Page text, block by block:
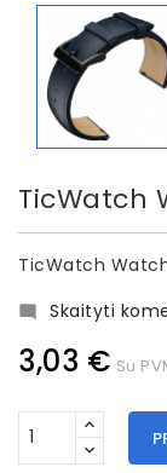
TicWatch
TicWatch
 Skaityti
3,03 € Su